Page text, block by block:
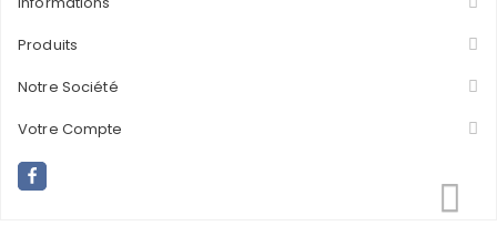
Produits
Notre Société
Votre Compte